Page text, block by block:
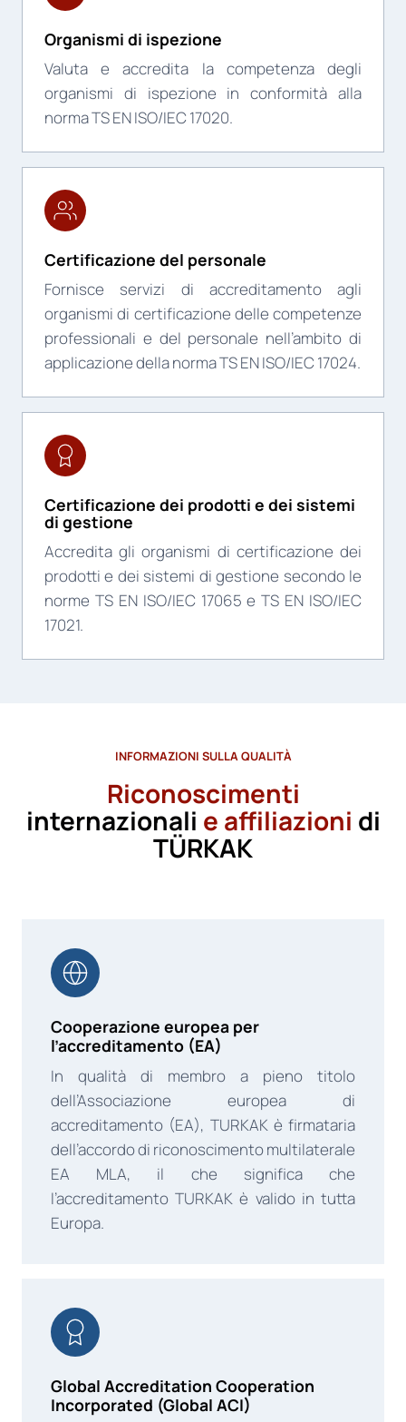
Organismi di ispezione
Valuta e accredita la competenza degli
organismi di ispezione in conformità alla
norma TS EN ISO/IEC 17020.
Certificazione del personale
Fornisce servizi di accreditamento agli
organismi di certificazione delle competenze
professionali e del personale nell’ambito di
applicazione della norma TS EN ISO/IEC 17024.
Certificazione dei prodotti e dei sistemi
di gestione
Accredita gli organismi di certificazione dei
prodotti e dei sistemi di gestione secondo le
norme TS EN ISO/IEC 17065 e TS EN ISO/IEC
17021.
INFORMAZIONI SULLA QUALITÀ
Riconoscimenti
internazionali e affiliazioni di
TÜRKAK
Cooperazione europea per
l’accreditamento (EA)
In qualità di membro a pieno titolo
dell’Associazione europea di
accreditamento (EA), TURKAK è firmataria
dell’accordo di riconoscimento multilaterale
EA MLA, il che significa che
l’accreditamento TURKAK è valido in tutta
Europa.
Global Accreditation Cooperation
Incorporated (Global ACI)